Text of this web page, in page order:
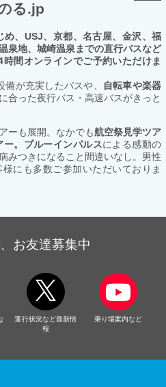
る.jp
、USJ、京都、名古屋、金沢、福
泉地、城崎温泉までの直行バスなど
間オンラインでご予約いただけま
備が充実したバスや、
自転車や楽器
合った夜行バス・高速バスがきっと
ーも展開。なかでも航空祭見学ツア
。ブルーインパルスによる感動の
みつきになること間違いなし。男性
にも多数ご参加いただいておりま
お友達募集中
運行状況など最新情
報
乗り場案内など